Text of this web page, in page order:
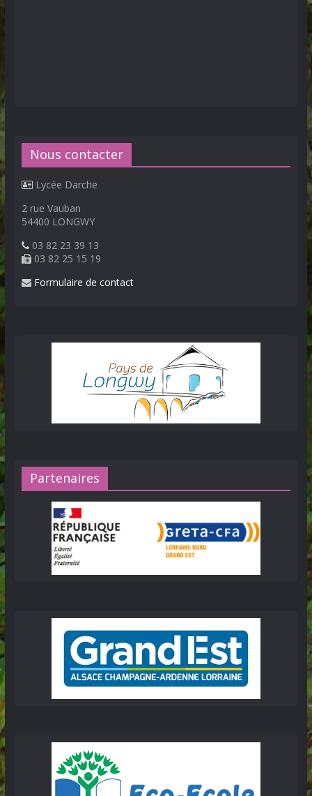
Nous contacter
Lycée Darche
2 rue Vauban
54400 LONGWY
03 82 23 39 13
03 82 25 15 19
Formulaire de contact
Partenaires